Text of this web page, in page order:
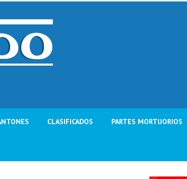
CLASIFICADOS PARTES MORTUORIOS